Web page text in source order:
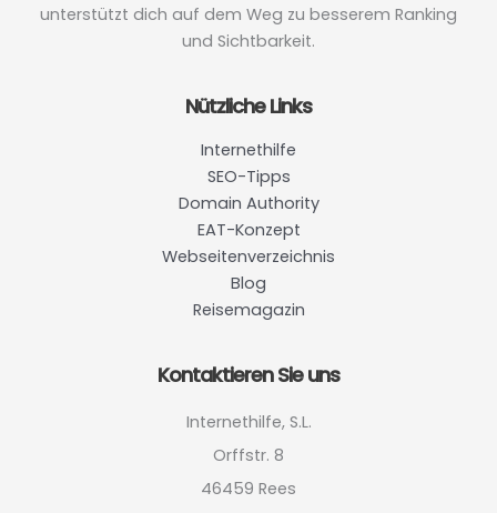
unterstützt dich auf dem Weg zu besserem Ranking
und Sichtbarkeit.
Nützliche Links
Internethilfe
SEO-Tipps
Domain Authority
EAT-Konzept
Webseitenverzeichnis
Blog
Reisemagazin
Kontaktieren Sie uns
Internethilfe, S.L.
Orffstr. 8
46459 Rees